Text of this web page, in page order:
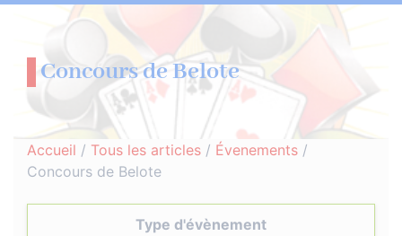
Concours de Belote
Accueil / Tous les articles / Évenements /
Concours de Belote
Type d'évènement